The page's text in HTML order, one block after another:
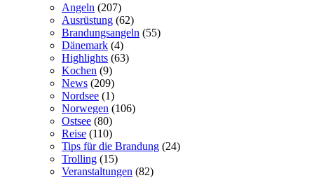
Angeln (207)
Ausrüstung (62)
Brandungsangeln (55)
Dänemark (4)
Highlights (63)
Kochen (9)
News (209)
Nordsee (1)
Norwegen (106)
Ostsee (80)
Reise (110)
Tips für die Brandung (24)
Trolling (15)
Veranstaltungen (82)